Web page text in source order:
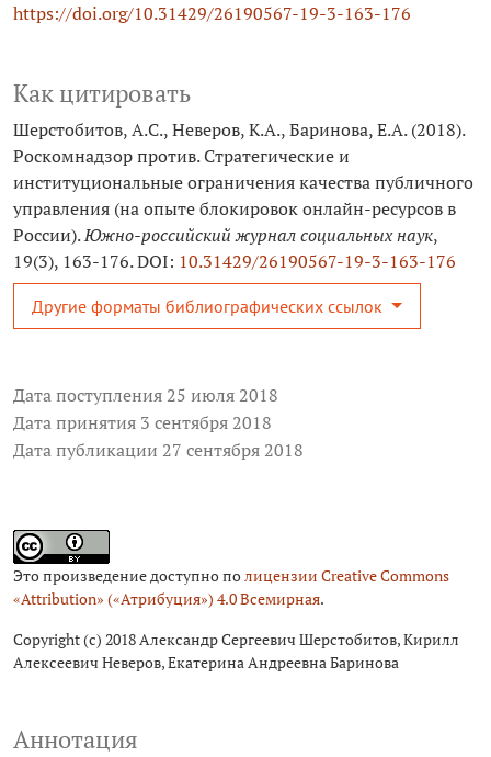
https://doi.org/10.31429/26190567-19-3-163-176
Как цитировать
Шерстобитов, А.С., Неверов, К.А., Баринова, Е.А. (2018).
Роскомнадзор против. Стратегические и
институциональные ограничения качества публичного
управления (на опыте блокировок онлайн-ресурсов в
России).Южно-российский журнал социальных наук,
19(3), 163-176. DOI: 10.31429/26190567-19-3-163-176
Другие форматы библиографических ссылок
Дата поступления 25 июля 2018
Дата принятия 3 сентября 2018
Дата публикации 27 сентября 2018
Это произведение доступно полицензии Creative Commons
«Attribution» («Атрибуция») 4.0 Всемирная.
Copyright (c) 2018 Александр Сергеевич Шерстобитов, Кирилл
Алексеевич Неверов, Екатерина Андреевна Баринова
Аннотация